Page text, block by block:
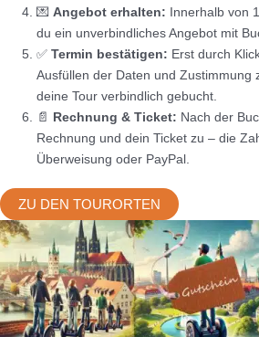
💌 Angebot erhalten: Innerhalb von
du ein unverbindliches Angebot mit
✅ Termin bestätigen: Erst durch
Ausfüllen der Daten und Zustimmung
deine Tour verbindlich gebucht.
📄 Rechnung & Ticket: Nach der
Rechnung und dein Ticket zu – die
Überweisung oder PayPal.
ZU DEN TOURORTEN